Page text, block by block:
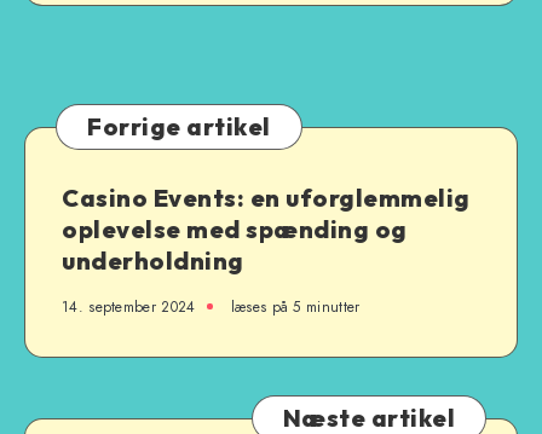
Forrige artikel
Casino Events: en uforglemmelig
oplevelse med spænding og
underholdning
14. september 2024 læses på 5 minutter
Næste artikel